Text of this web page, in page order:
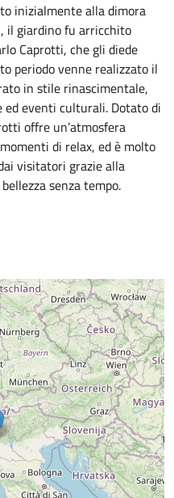
inizialmente alla dimora
il giardino fu arricchito
Caprotti, che gli diede
periodo venne realizzato il
in stile rinascimentale,
eventi culturali. Dotato di
offre un’atmosfera
di relax, ed è molto
visitatori grazie alla
senza tempo.